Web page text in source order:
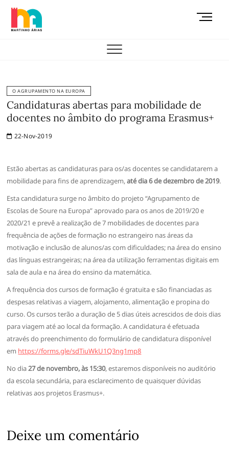
Skip
content
M
o
O AGRUPAMENTO NA EUROPA
Candidaturas abertas para mobilidade de
docentes no âmbito do programa Erasmus+
22-Nov-2019
Estão abertas as candidaturas para os/as docentes se candidatarem a
mobilidade para fins de aprendizagem,até dia 6 de dezembro de 2019.
Esta candidatura surge no âmbito do projeto “Agrupamento de
Escolas de Soure na Europa” aprovado para os anos de 2019/20 e
2020/21 e prevê a realização de 7 mobilidades de docentes para
frequência de ações de formação no estrangeiro nas áreas da
motivação e inclusão de alunos/as com dificuldades; na área do ensino
das línguas estrangeiras; na área da utilização ferramentas digitais em
sala de aula e na área do ensino da matemática.
A frequência dos cursos de formação é gratuita e são financiadas as
despesas relativas a viagem, alojamento, alimentação e propina do
curso. Os cursos terão a duração de 5 dias úteis acrescidos de dois dias
para viagem até ao local da formação. A candidatura é efetuada
através do preenchimento do formulário de candidatura disponível
em https://forms.gle/sdTiuWkU1Q3ng1mp8
No dia27 de novembro, às 15:30, estaremos disponíveis no auditório
da escola secundária, para esclarecimento de quaisquer dúvidas
relativas aos projetos Erasmus+.
Deixe um comentário